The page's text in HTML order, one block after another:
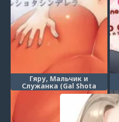
Гяру, Мальчик и
Служанка (Gal Shota
Cinderella)